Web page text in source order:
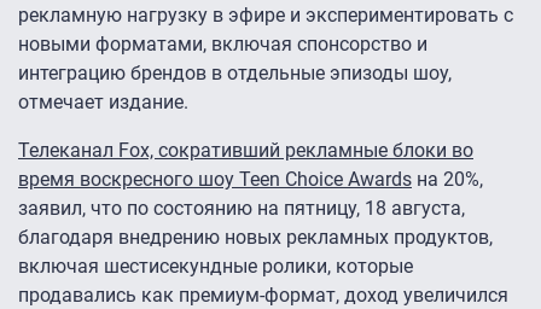
рекламную нагрузку в эфире и экспериментировать с
новыми форматами, включая спонсорство и
интеграцию брендов в отдельные эпизоды шоу,
отмечает издание.
Телеканал Fox, сокративший рекламные блоки во
время воскресного шоу Teen Choice Awards на 20%,
заявил, что по состоянию на пятницу, 18 августа,
благодаря внедрению новых рекламных продуктов,
включая шестисекундные ролики, которые
продавались как премиум-формат, доход увеличился